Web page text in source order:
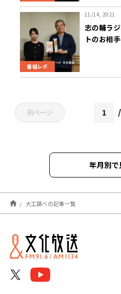
番組レポ
11/14, 2021
志の輔ラ
トのお相
前ページ
年月別で
2025年03月
2021年11月
大工調べの記事一覧